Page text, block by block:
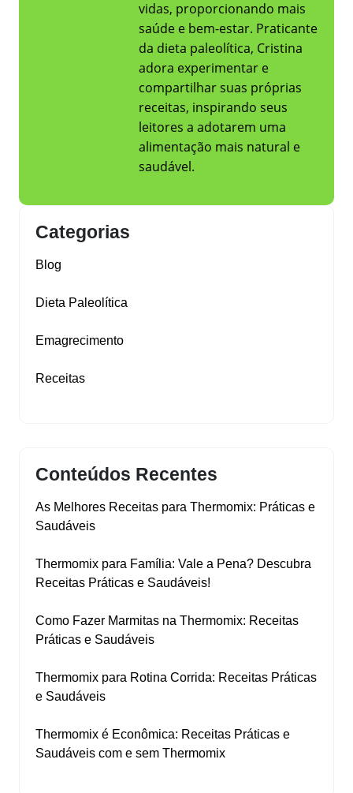
vidas, proporcionando mais
saúde e bem-estar. Praticante
da dieta paleolítica, Cristina
adora experimentar e
compartilhar suas próprias
receitas, inspirando seus
leitores a adotarem uma
alimentação mais natural e
saudável.
Categorias
Blog
Dieta Paleolítica
Emagrecimento
Receitas
Conteúdos Recentes
As Melhores Receitas para Thermomix: Práticas e
Saudáveis
Thermomix para Família: Vale a Pena? Descubra
Receitas Práticas e Saudáveis!
Como Fazer Marmitas na Thermomix: Receitas
Práticas e Saudáveis
Thermomix para Rotina Corrida: Receitas Práticas
e Saudáveis
Thermomix é Econômica: Receitas Práticas e
Saudáveis com e sem Thermomix